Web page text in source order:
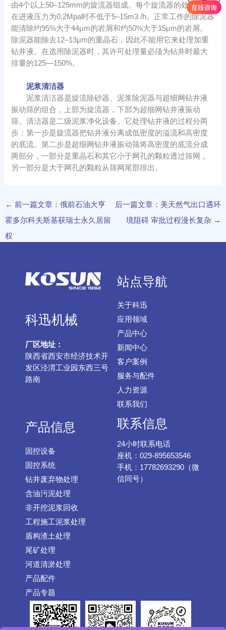
由4个以上50–125mm的旋流器组成。每个旋流器的处理能力,
在进液压力为0.2Mpa时不低于5–15m3 /h。正常工作的除泥器
能清除约95%大于44μm的岩屑和约50%大于15μm的岩屑。
除泥器能除去12–13μm的重晶石，因此不能用它来处理加重
钻井液。在选用除泥器时，其许可处理量必须为钻井时最大
排量的125—150%。
泥浆清洁器
泥浆清洁器是旋流除砂器、泥浆除泥器与超细网钻井液
振动筛的组合，上部为旋流器，下部为超细网钻井液振动
筛。清洁器是二级泥浆净化设备。它处理钻井液的过程分两
步：第一步是旋流器把钻井液分离成低密度的溢流和高密度
的底流。第二步是超细网钻井液振动筛将高密度的底流分成
两部分，一部分是重晶石和其它小于网孔的颗粒透过筛网，
另一部分是大于网孔的颗粒从筛网尾部排出。
← 前一篇文章：俄前石油大亨
霍多尔科夫斯基获瑞士永久居留
权
后一篇文章：美天然气出口遇环
境阻碍 审批过程漫长复杂 →
科迅机械
厂区地址：
陕西省西安市经济技术开
发区泾渭工业园东西三号
路南
站点导航
关于科迅
应用领域
产品中心
新闻中心
客户案例
服务与配件
人力资源
联系我们
产品信息
固控设备
固控系统
钻井废弃物处理
含油污泥处理
非开挖泥浆回收
工程施工泥浆处理
盾构渣土处理
尾矿处理
河道清淤处理
产品配件
产品专题
联系信息
24小时联系电话
座机：029-895653546
手机：17782693290（微
信同号）